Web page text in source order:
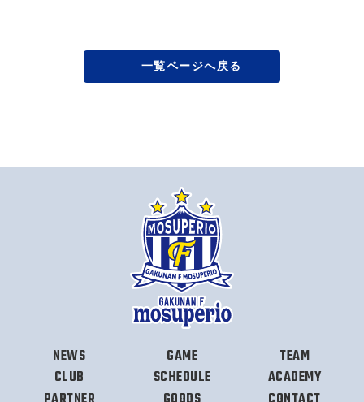
一覧ページへ戻る
NEWS GAME
TEAM
CLUB
SCHEDULE
ACADEMY